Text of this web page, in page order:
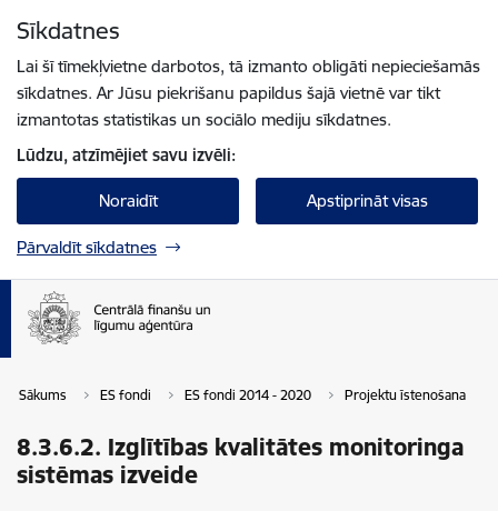
Sīkdatnes
Lai šī tīmekļvietne darbotos, tā izmanto obligāti nepieciešamās
sīkdatnes. Ar Jūsu piekrišanu papildus šajā vietnē var tikt
izmantotas statistikas un sociālo mediju sīkdatnes.
Lūdzu, atzīmējiet savu izvēli:
Noraidīt Apstiprināt visas
Pārvaldīt sīkdatnes
Sākums ES fondi ES fondi 2014 - 2020 Projektu īstenošana
8.3.6.2. Izglītības kvalitātes monitoringa
sistēmas izveide